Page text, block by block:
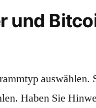
und
auswählen.
Haben Sie